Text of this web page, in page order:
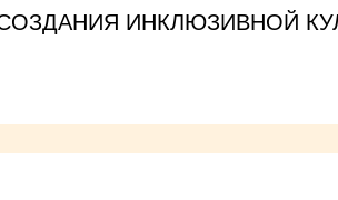
ИНКЛЮЗИВНОЙ